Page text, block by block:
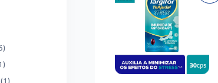
(1)